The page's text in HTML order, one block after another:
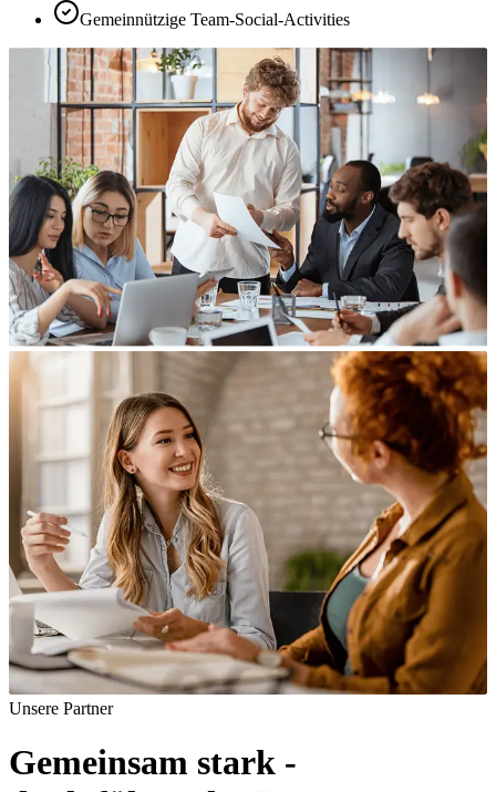
Gemeinnützige Team-Social-Activities
Unsere Partner
Gemeinsam stark -